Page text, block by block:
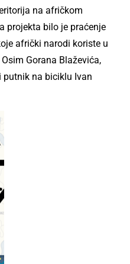
na afričkom
projekta bilo je praćenje
afrički narodi koriste u
Gorana Blaževića,
putnik na biciklu Ivan